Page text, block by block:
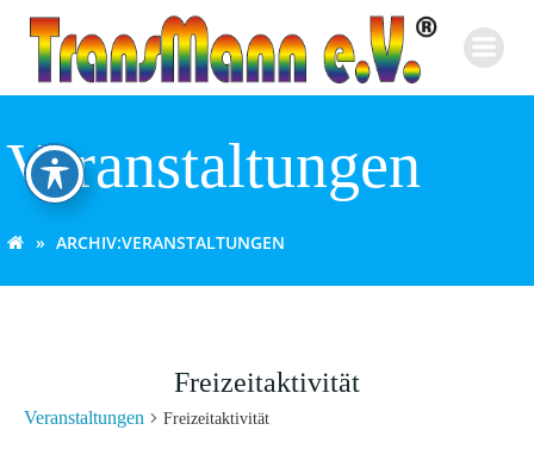
Inhalt
springen
Veranstaltungen
ARCHIV:VERANSTALTUNGEN
Freizeitaktivität
Veranstaltungen Freizeitaktivität